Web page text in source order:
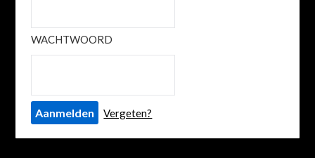
WACHTWOORD
Vergeten?